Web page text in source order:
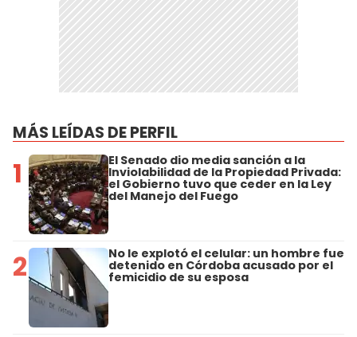
MÁS LEÍDAS DE PERFIL
1 El Senado dio media sanción a la
Inviolabilidad de la Propiedad Privada:
el Gobierno tuvo que ceder en la Ley
del Manejo del Fuego
2 No le explotó el celular: un hombre fue
detenido en Córdoba acusado por el
femicidio de su esposa